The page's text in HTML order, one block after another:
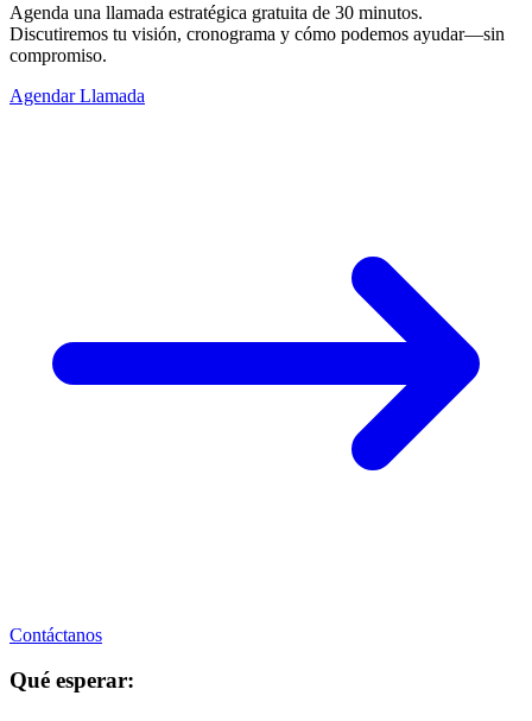
Agenda una llamada estratégica gratuita de 30 minutos.
Discutiremos tu visión, cronograma y cómo podemos ayudar—sin
compromiso.
Agendar Llamada
Contáctanos
Qué esperar: